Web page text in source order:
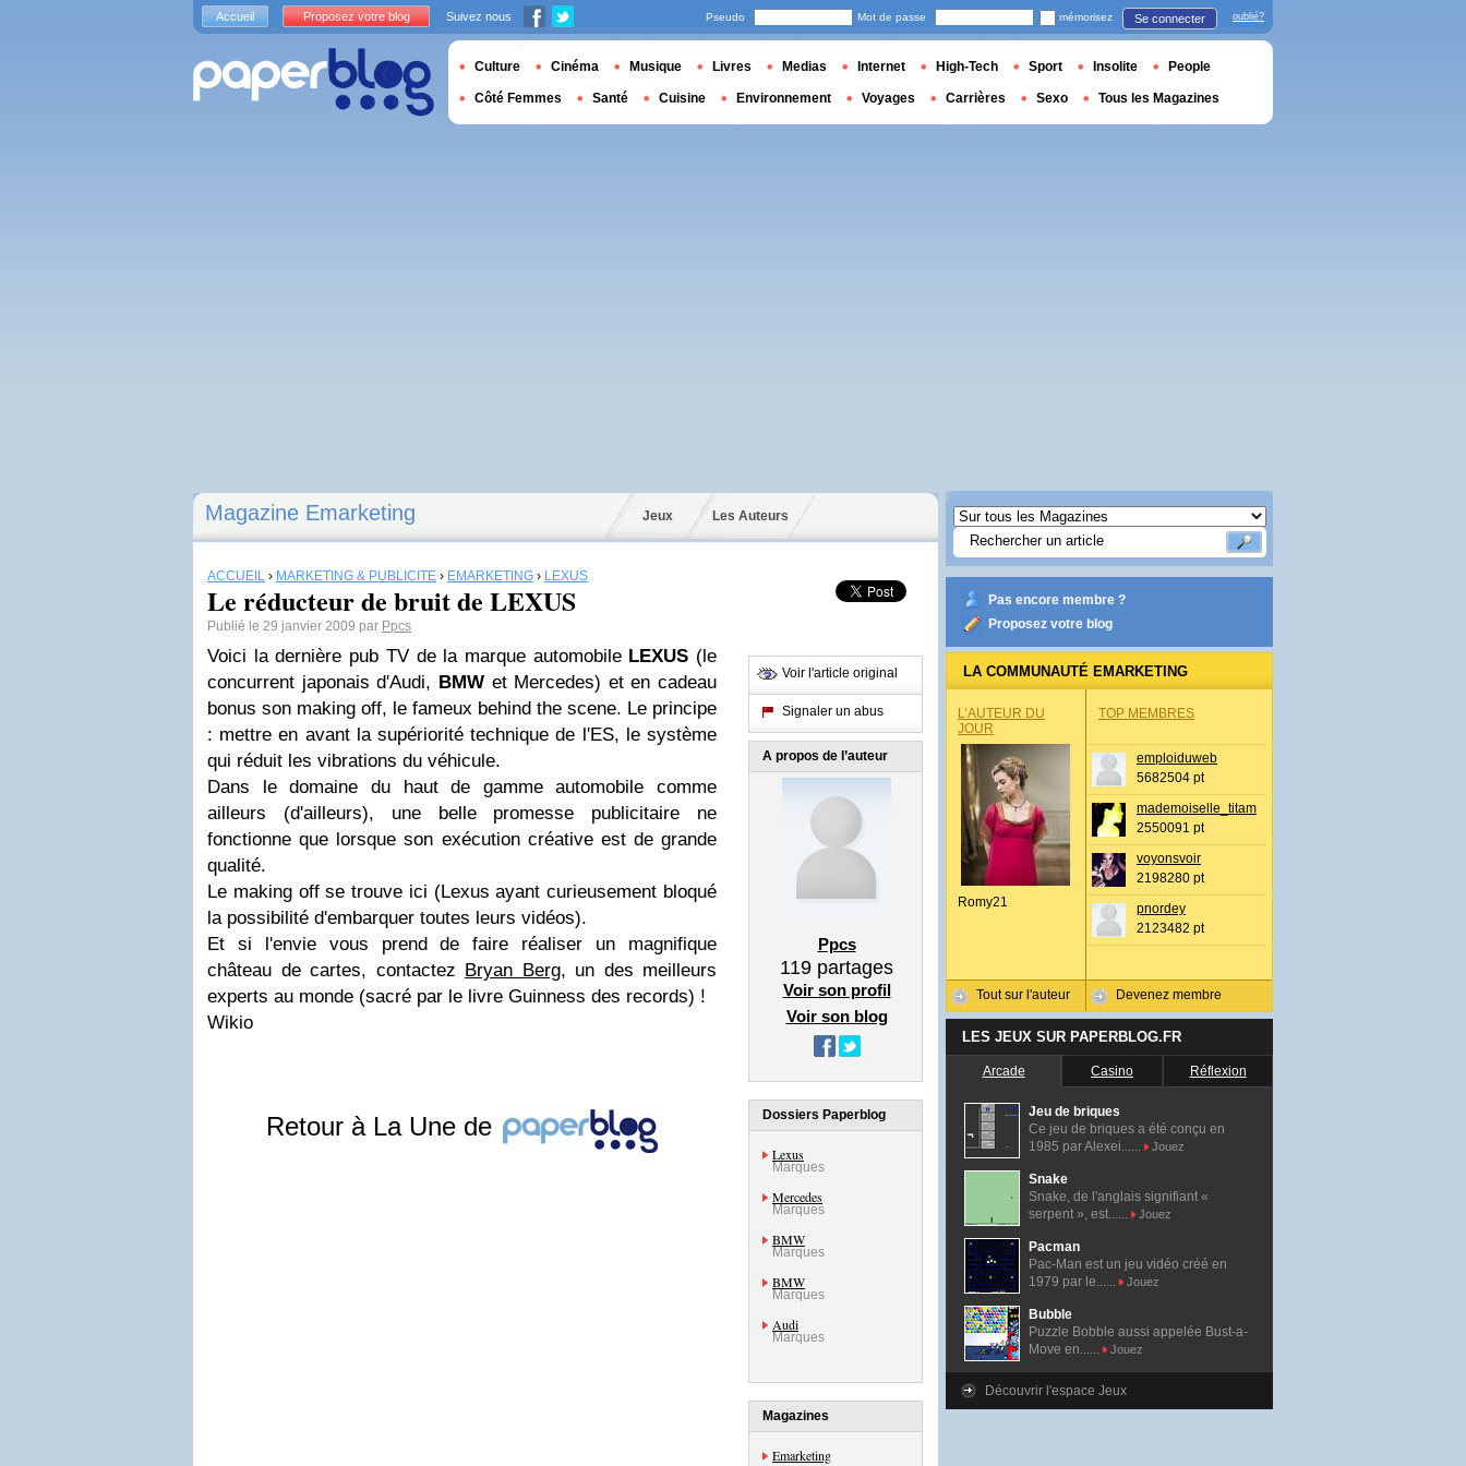
Magazine Emarketing Jeux Les Auteurs
ACCUEIL › MARKETING & PUBLICITÉ › EMARKETING › LEXUS
Le réducteur de bruit de LEXUS
Publié le 29 janvier 2009 par Ppcs
Voici la dernière pub TV de la marque automobile LEXUS (le
concurrent japonais d'Audi, BMWet Mercedes) et en cadeau
bonus son making off, le fameux behind the scene. Le principe
: mettre en avant la supériorité technique de l'ES, le système
qui réduit les vibrations du véhicule.
Dans le domaine du haut de gamme automobile comme
ailleurs (d'ailleurs), une belle promesse publicitaire ne
fonctionne que lorsque son exécution créative est de grande
qualité.
Le making off se trouve ici (Lexus ayant curieusement bloqué
la possibilité d'embarquer toutes leurs vidéos).
Et si l'envie vous prend de faire réaliser un magnifique
château de cartes, contactez Bryan Berg, un des meilleurs
experts au monde (sacré par le livre Guinness des records) !
Wikio
Retour à La Une de
Voir l'article original
Signaler un abus
A propos de l’auteur
Ppcs
119 partages
Voir son profil
Voir son blog
Dossiers Paperblog
Lexus
Marques
Mercedes
Marques
BMW
Marques
BMW
Marques
Audi
Marques
Magazines
Emarketing
Pas encore membre ?
Proposez votre blog
LA COMMUNAUTÉ EMARKETING
L’AUTEUR DU
JOUR
Romy21
Tout sur l'auteur
TOP MEMBRES
emploiduweb
5682504 pt
mademoiselle_titam
2550091 pt
voyonsvoir
2198280 pt
pnordey
2123482 pt
Devenez membre
LES JEUX SUR PAPERBLOG.FR
Arcade Casino Réflexion
Jeu de briques
Ce jeu de briques a été conçu en
1985 par Alexei......
Jouez
Snake
Snake, de l'anglais signifiant «
serpent », est......
Jouez
Pacman
Pac-Man est un jeu vidéo créé en
1979 par le......
Jouez
Bubble
Puzzle Bobble aussi appelée Bust-a-
Move en......
Jouez
Découvrir l'espace Jeux
Accueil Proposez votre blog Suivez nous Pseudo Mot de passe mémorisez Se connecter oublié?
Culture Cinéma Musique Livres Medias Internet High-Tech Sport Insolite People
Côté Femmes Santé Cuisine Environnement Voyages Carrières Sexo Tous les Magazines